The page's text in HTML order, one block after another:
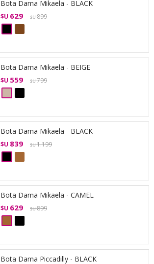
Bota Dama Mikaela - BLACK
$U 629 $U899
Bota Dama Mikaela - BEIGE
$U 559 $U799
Bota Dama Mikaela - BLACK
$U 839 $U1.199
Bota Dama Mikaela - CAMEL
$U 629 $U899
Bota Dama Piccadilly - BLACK